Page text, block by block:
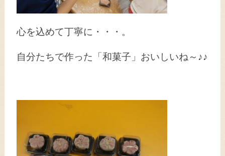
心を込めて丁寧に・・・。
自分たちで作った「和菓子」おいしいね～♪♪